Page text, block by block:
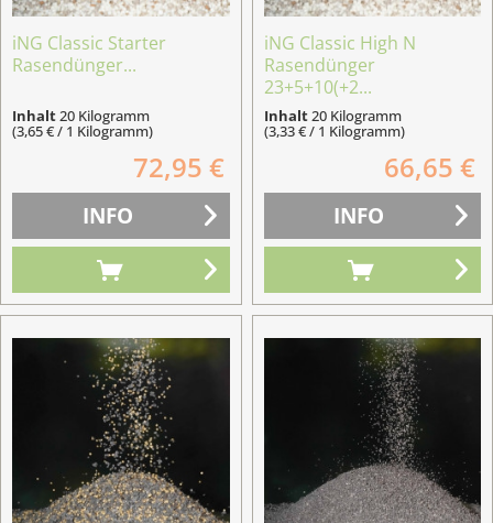
iNG Classic Starter
Rasendünger...
Inhalt20 Kilogramm
(3,65 € / 1 Kilogramm)
72,95 €
INFO
iNG Classic High N
Rasendünger
23+5+10(+2...
Inhalt20 Kilogramm
(3,33 € / 1 Kilogramm)
66,65 €
INFO